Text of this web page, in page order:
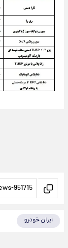
ایران خودرو